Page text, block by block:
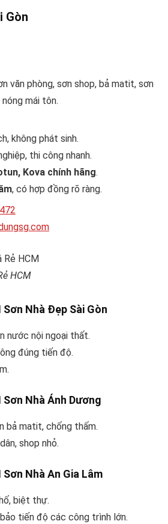
Gòn
văn phòng, sơn shop, bả matit, sơn
mái tôn.
không phát sinh.
thi công nhanh.
Kova chính hãng.
, có hợp đồng rõ ràng.
HCM
Nhà Đẹp Sài Gòn
nước nội ngoại thất.
đúng tiến độ.
Nhà Ánh Dương
bả matit, chống thấm.
shop nhỏ.
Nhà An Gia Lâm
biệt thự.
tiến độ các công trình lớn.